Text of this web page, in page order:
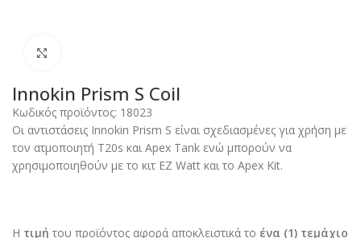
Innokin Prism S Coil
Κωδικός προϊόντος: 18023
Οι αντιστάσεις Innokin Prism S είναι σχεδιασμένες για χρήση με
τον ατμοποιητή T20s και Apex Tank ενώ μπορούν να
χρησιμοποιηθούν με το κιτ EZ Watt και το Apex Kit.
Η τιμή του προϊόντος αφορά αποκλειστικά το ένα (1) τεμάχιο